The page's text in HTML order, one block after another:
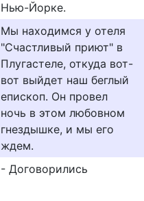
Нью-Йорке.
Мы находимся у отеля
"Счастливый приют" в
Плугастеле, откуда вот-
вот выйдет наш беглый
епископ. Он провел
ночь в этом любовном
гнездышке, и мы его
ждем.
- Договорились